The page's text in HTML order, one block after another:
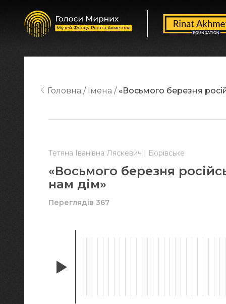
Тетяна Іванівна Ляскевич | Борівське
«Восьмого березня
нам дім»
Переглядів 367
Головна Імена «Восьмого березня